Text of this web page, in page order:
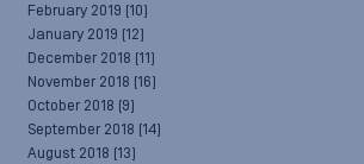
February 2019 (10)
January 2019 (12)
December 2018 (11)
November 2018 (16)
October 2018 (9)
September 2018 (14)
August 2018 (13)